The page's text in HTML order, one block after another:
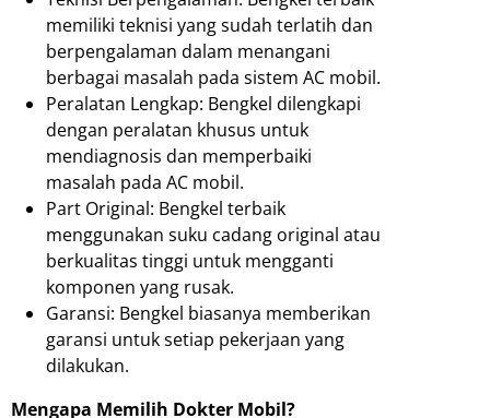
memiliki teknisi yang sudah terlatih dan
berpengalaman dalam menangani
berbagai masalah pada sistem AC mobil.
Peralatan Lengkap: Bengkel dilengkapi
dengan peralatan khusus untuk
mendiagnosis dan memperbaiki
masalah pada AC mobil.
Part Original: Bengkel terbaik
menggunakan suku cadang original atau
berkualitas tinggi untuk mengganti
komponen yang rusak.
Garansi: Bengkel biasanya memberikan
garansi untuk setiap pekerjaan yang
dilakukan.
Mengapa Memilih Dokter Mobil?